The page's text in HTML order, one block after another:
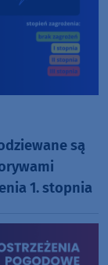
są
1. stopnia